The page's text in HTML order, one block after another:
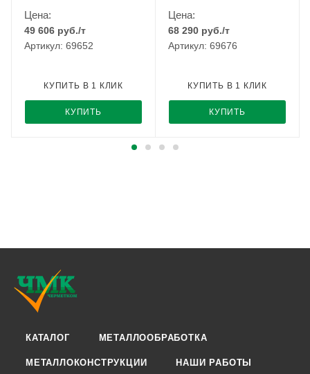
Цена:
49 606 руб./т
Артикул: 69652
КУПИТЬ
КУПИТЬ В 1 КЛИК
Цена:
68 290 руб./т
Артикул: 69676
КУПИТЬ
КУПИТЬ В 1 КЛИК
КАТАЛОГ МЕТАЛЛООБРАБОТКА
МЕТАЛЛОКОНСТРУКЦИИ НАШИ РАБОТЫ